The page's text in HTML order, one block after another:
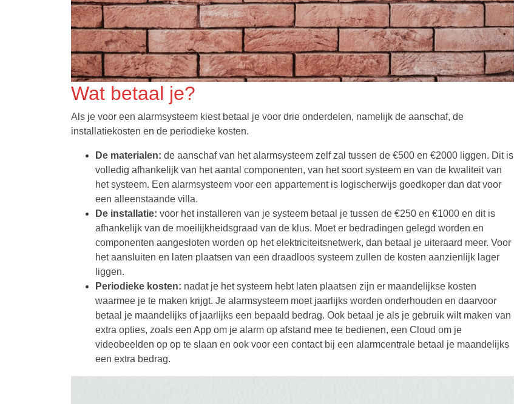
Wat betaal je?
Als je voor een alarmsysteem kiest betaal je voor drie onderdelen, namelijk de aanschaf, de
installatiekosten en de periodieke kosten.
De materialen: de aanschaf van het alarmsysteem zelf zal tussen de €500 en €2000 liggen. Dit is
volledig afhankelijk van het aantal componenten, van het soort systeem en van de kwaliteit van
het systeem. Een alarmsysteem voor een appartement is logischerwijs goedkoper dan dat voor
een alleenstaande villa.
De installatie: voor het installeren van je systeem betaal je tussen de €250 en €1000 en dit is
afhankelijk van de moeilijkheidsgraad van de klus. Moet er bedradingen gelegd worden en
componenten aangesloten worden op het elektriciteitsnetwerk, dan betaal je uiteraard meer. Voor
het aansluiten en laten plaatsen van een draadloos systeem zullen de kosten aanzienlijk lager
liggen.
Periodieke kosten: nadat je het systeem hebt laten plaatsen zijn er maandelijkse kosten
waarmee je te maken krijgt. Je alarmsysteem moet jaarlijks worden onderhouden en daarvoor
betaal je maandelijks of jaarlijks een bepaald bedrag. Ook betaal je als je gebruik wilt maken van
extra opties, zoals een App om je alarm op afstand mee te bedienen, een Cloud om je
videobeelden op op te slaan en ook voor een contact bij een alarmcentrale betaal je maandelijks
een extra bedrag.